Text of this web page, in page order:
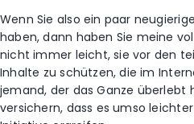
Wenn Sie also ein paar
haben, dann haben Sie meine
nicht immer leicht, sie vor den
Inhalte zu schützen, die im
jemand, der das Ganze überlebt
versichern, dass es umso